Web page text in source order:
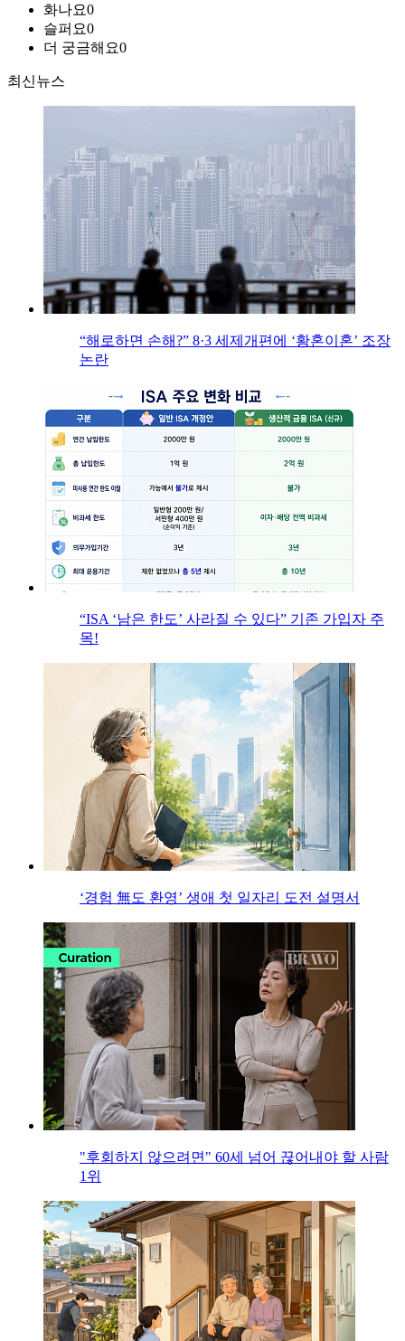
화나요0
슬퍼요0
더 궁금해요0
최신뉴스
“해로하면 손해?” 8·3 세제개편에 ‘황혼이혼’ 조장
논란
“ISA ‘남은 한도’ 사라질 수 있다” 기존 가입자 주
목!
‘경험 無도 환영’ 생애 첫 일자리 도전 설명서
"후회하지 않으려면" 60세 넘어 끊어내야 할 사람
1위